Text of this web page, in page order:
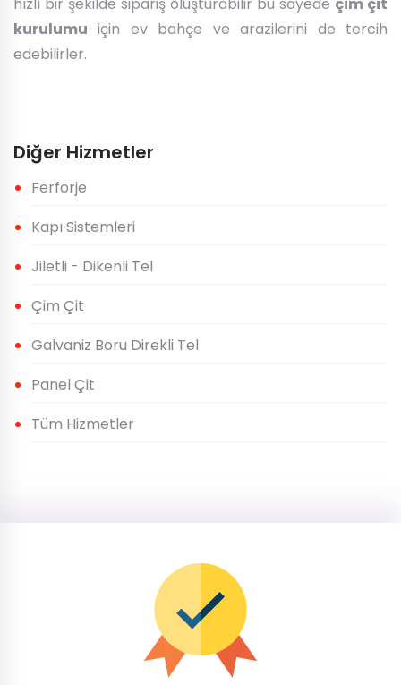
kurulumu için ev bahçe ve arazilerini de tercih
edebilirler.
Diğer Hizmetler
Ferforje
Kapı Sistemleri
Jiletli - Dikenli Tel
Çim Çit
Galvaniz Boru Direkli Tel
Panel Çit
Tüm Hizmetler